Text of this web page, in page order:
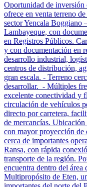
Oportunidad de
ofrece en venta terreno
sector Yencala Boggiano
Lambayeque, con
en Registros Públicos.
y con documentación en
desarrollo industrial,
centros de distribución,
gran escala. - Terreno
desarrollar. - Múltiples
excelente conectividad y
circulación de vehículos
directo por carretera,
de mercancías.
con mayor proyección de
cerca de importantes
Ransa, con rápida
transporte de la región.
encuentra dentro del
Multipropósito de Eten,